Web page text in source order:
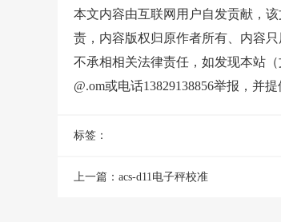
本文内容由互联网用户自发贡献，
责，内容版权归原作者所有、内容
不承相相关法律责任，如发现本站
@.om或电话13829138856举报，并
标签：
上一篇： acs-d11电子秤校准